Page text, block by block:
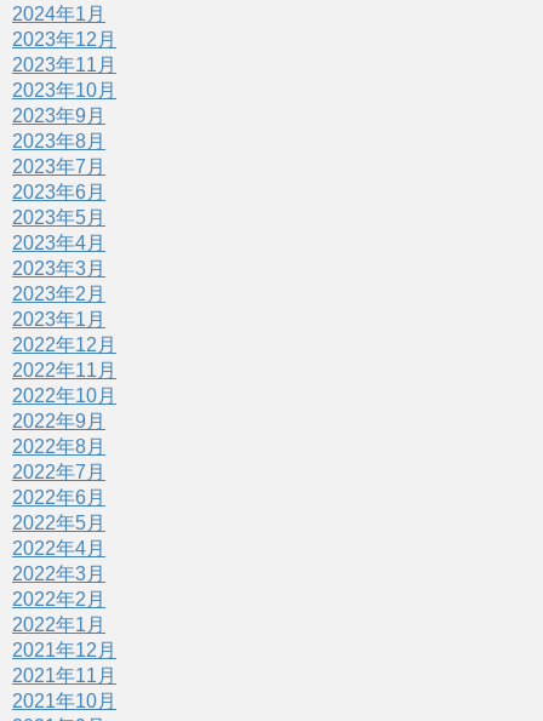
2024年1月
2023年12月
2023年11月
2023年10月
2023年9月
2023年8月
2023年7月
2023年6月
2023年5月
2023年4月
2023年3月
2023年2月
2023年1月
2022年12月
2022年11月
2022年10月
2022年9月
2022年8月
2022年7月
2022年6月
2022年5月
2022年4月
2022年3月
2022年2月
2022年1月
2021年12月
2021年11月
2021年10月